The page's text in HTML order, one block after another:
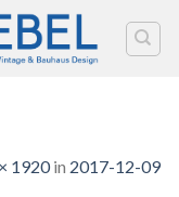
1920in 2017-12-09